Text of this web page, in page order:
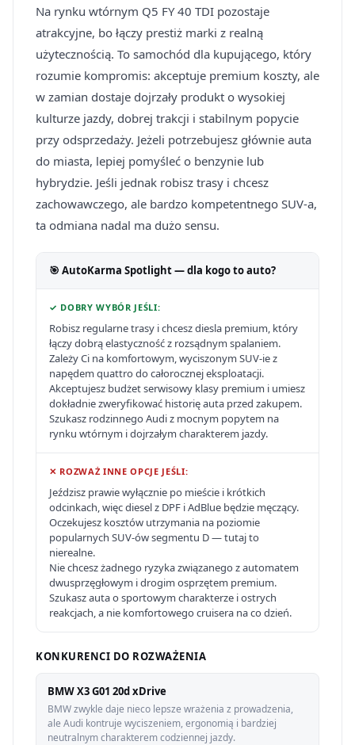
Na rynku wtórnym Q5 FY 40 TDI pozostaje
atrakcyjne, bo łączy prestiż marki z realną
użytecznością. To samochód dla kupującego, który
rozumie kompromis: akceptuje premium koszty, ale
w zamian dostaje dojrzały produkt o wysokiej
kulturze jazdy, dobrej trakcji i stabilnym popycie
przy odsprzedaży. Jeżeli potrzebujesz głównie auta
do miasta, lepiej pomyśleć o benzynie lub
hybrydzie. Jeśli jednak robisz trasy i chcesz
zachowawczego, ale bardzo kompetentnego SUV-a,
ta odmiana nadal ma dużo sensu.
🎯 AutoKarma Spotlight — dla kogo to auto?
✓ DOBRY WYBÓR JEŚLI:
Robisz regularne trasy i chcesz diesla premium, który
łączy dobrą elastyczność z rozsądnym spalaniem.
Zależy Ci na komfortowym, wyciszonym SUV-ie z
napędem quattro do całorocznej eksploatacji.
Akceptujesz budżet serwisowy klasy premium i umiesz
dokładnie zweryfikować historię auta przed zakupem.
Szukasz rodzinnego Audi z mocnym popytem na
rynku wtórnym i dojrzałym charakterem jazdy.
✕ ROZWAŻ INNE OPCJE JEŚLI:
Jeździsz prawie wyłącznie po mieście i krótkich
odcinkach, więc diesel z DPF i AdBlue będzie męczący.
Oczekujesz kosztów utrzymania na poziomie
popularnych SUV-ów segmentu D — tutaj to
nierealne.
Nie chcesz żadnego ryzyka związanego z automatem
dwusprzęgłowym i drogim osprzętem premium.
Szukasz auta o sportowym charakterze i ostrych
reakcjach, a nie komfortowego cruisera na co dzień.
KONKURENCI DO ROZWAŻENIA
BMW X3 G01 20d xDrive
BMW zwykle daje nieco lepsze wrażenia z prowadzenia,
ale Audi kontruje wyciszeniem, ergonomią i bardziej
neutralnym charakterem codziennej jazdy.